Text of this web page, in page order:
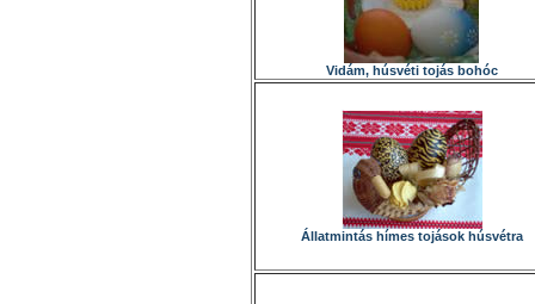
Vidám, húsvéti tojás bohóc
Állatmintás hímes tojások húsvétra